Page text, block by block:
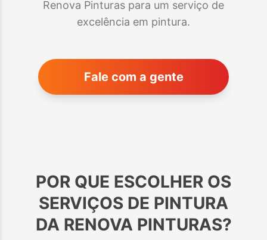
Renova Pinturas para um serviço de
excelência em pintura.
Fale com a gente
POR QUE ESCOLHER OS
SERVIÇOS DE PINTURA
DA RENOVA PINTURAS?